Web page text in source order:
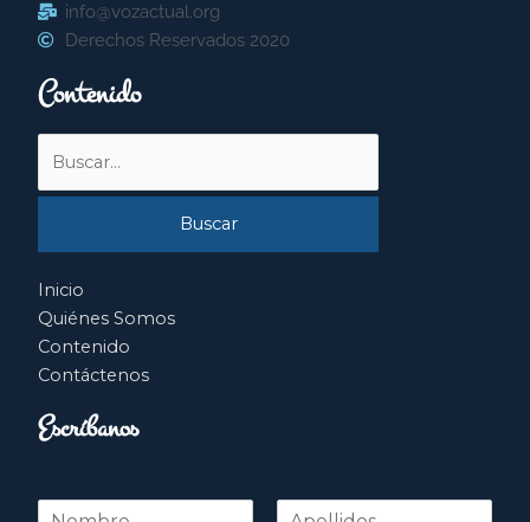
info@vozactual.org
Derechos Reservados 2020
Contenido
por:
Inicio
Quiénes Somos
Contenido
Contáctenos
Escríbanos
N